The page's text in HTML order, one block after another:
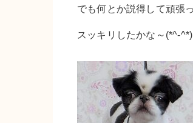
でも何とか説得して頑張
スッキリしたかな～(*^-^*)